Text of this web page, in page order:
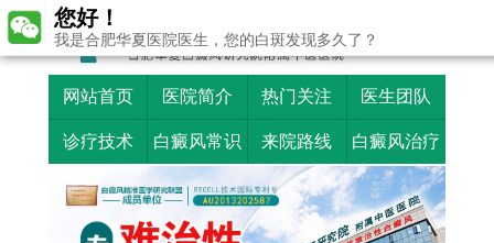
网站首页 医院简介 热门关注 医生团队
诊疗技术 白癜风常识 来院路线 白癜风治疗
您好！
我是合肥华夏医院医生，您的白斑发现多久了？